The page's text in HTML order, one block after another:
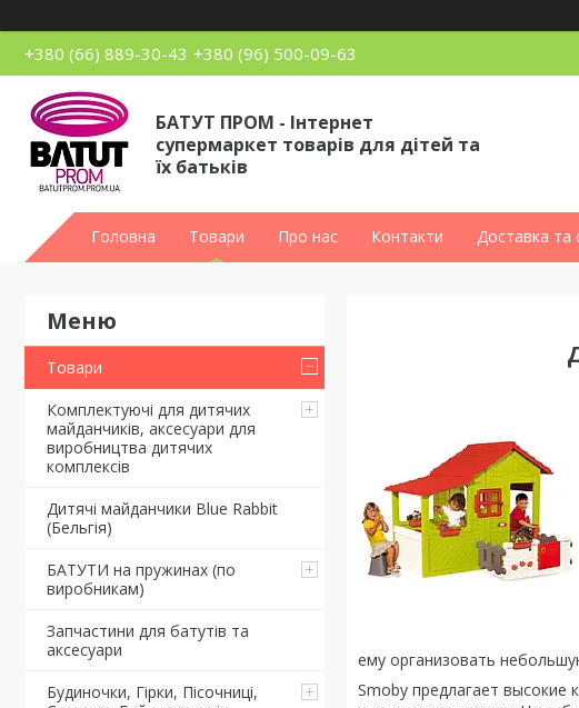
+380 (66) 889-30-43 +380 (96) 500-09-63
БАТУТ ПРОМ - Інтернет
супермаркет товарів для дітей та
їх батьків
Головна Товари Про нас Контакти Доставка та
Товари
Комплектуючі для дитячих
майданчиків, аксесуари для
виробництва дитячих
комплексів
Дитячі майданчики Blue Rabbit
(Бельгія)
БАТУТИ на пружинах (по
виробникам)
Запчастини для батутів та
аксесуари
Будиночки, Гірки, Пісочниці,
ему организовать
Smoby предлагает высокие